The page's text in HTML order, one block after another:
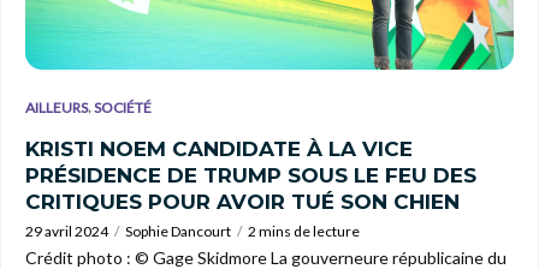
AILLEURS,SOCIÉTÉ
KRISTI NOEM CANDIDATE À LA VICE
PRÉSIDENCE DE TRUMP SOUS LE FEU DES
CRITIQUES POUR AVOIR TUÉ SON CHIEN
29 avril 2024 Sophie Dancourt 2 mins de lecture
Crédit photo : © Gage Skidmore La gouverneure républicaine du